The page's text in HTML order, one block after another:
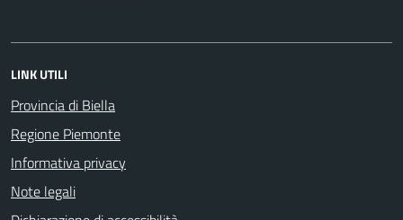
LINK UTILI
Provincia di Biella
Regione Piemonte
Informativa privacy
Note legali